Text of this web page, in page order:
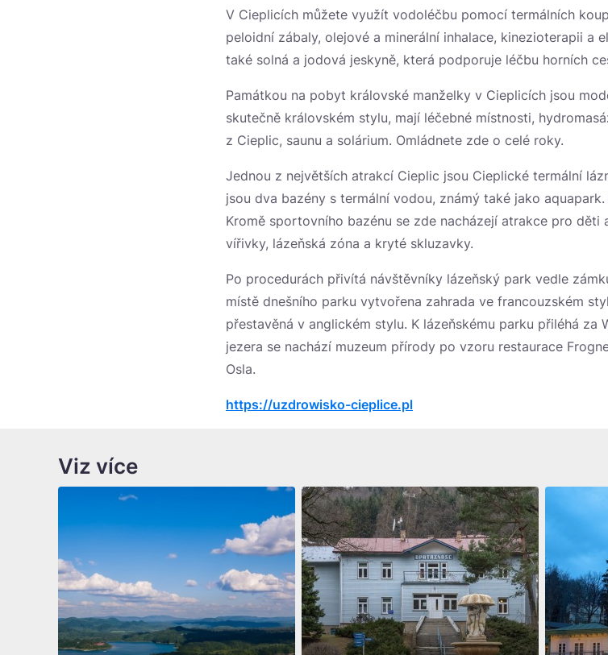
V Cieplicích můžete využít vodoléčbu pomocí termálních
peloidní zábaly, olejové a minerální inhalace, kinezioterapii a
také solná a jodová jeskyně, která podporuje léčbu horních
Památkou na pobyt královské manželky v Cieplicích jsou
skutečně královském stylu, mají léčebné místnosti,
z Cieplic, saunu a solárium. Omládnete zde o celé roky.
Jednou z největších atrakcí Cieplic jsou Cieplické termální
jsou dva bazény s termální vodou, známý také jako
Kromě sportovního bazénu se zde nacházejí atrakce pro
vířivky, lázeňská zóna a kryté skluzavky.
Po procedurách přivítá návštěvníky lázeňský park vedle
místě dnešního parku vytvořena zahrada ve francouzském
přestavěná v anglickém stylu. K lázeňskému parku přiléhá
jezera se nachází muzeum přírody po vzoru restaurace
Osla.
https://uzdrowisko-cieplice.pl
Viz více